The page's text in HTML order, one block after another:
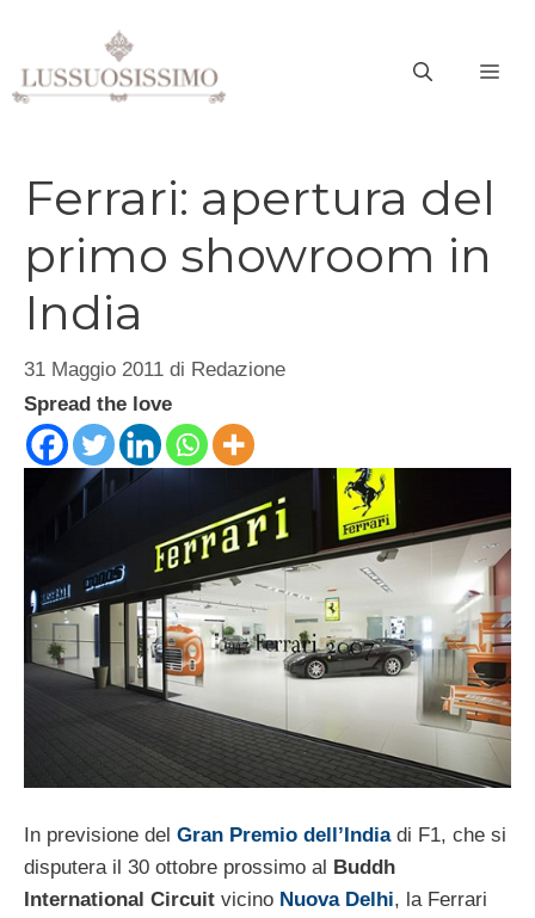
contenuto
Ferrari: apertura del
primo showroom in
India
31 Maggio 2011 di Redazione
Spread the love
In previsione del Gran Premio dell’Indiadi F1, che si
disputera il 30 ottobre prossimo al Buddh
International Circuit vicino Nuova Delhi, la Ferrari